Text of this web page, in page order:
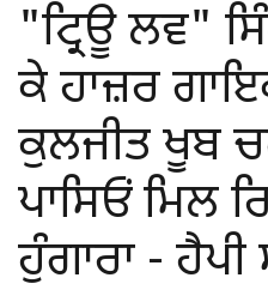
"ਟ੍ਰਿਊ ਲਵ"
ਕੇ ਹਾਜ਼ਰ
ਕੁਲਜੀਤ ਖੂਬ
ਪਾਸਿਓਂ ਮਿਲ
ਹੁੰਗਾਰਾ - ਹੈਪੀ